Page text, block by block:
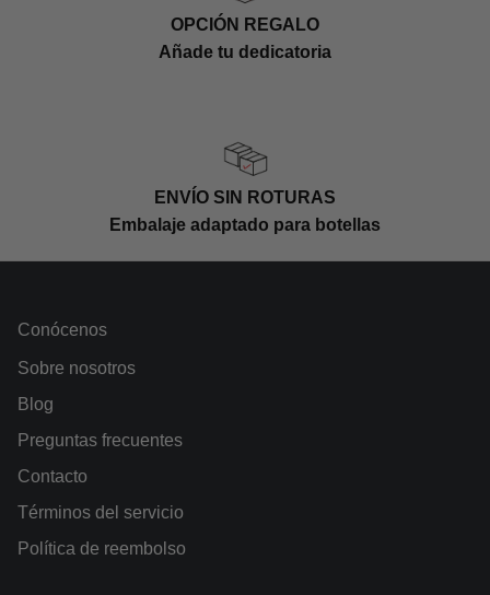
OPCIÓN REGALO
Añade tu dedicatoria
ENVÍO SIN ROTURAS
Embalaje adaptado para botellas
Conócenos
Sobre nosotros
Blog
Preguntas frecuentes
Contacto
Términos del servicio
Política de reembolso